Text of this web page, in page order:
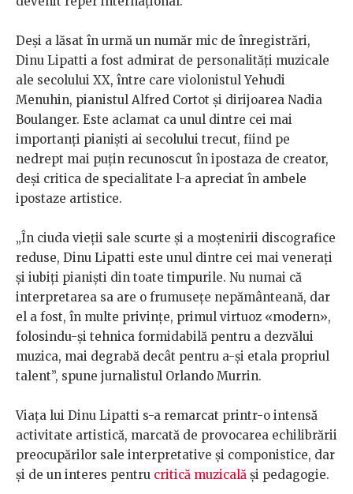
Deși a lăsat în urmă un număr mic de înregistrări,
Dinu Lipatti a fost admirat de personalități muzicale
ale secolului XX, între care violonistul Yehudi
Menuhin, pianistul Alfred Cortot și dirijoarea Nadia
Boulanger. Este aclamat ca unul dintre cei mai
importanți pianiști ai secolului trecut, fiind pe
nedrept mai puțin recunoscut în ipostaza de creator,
deși critica de specialitate l-a apreciat în ambele
ipostaze artistice.
„În ciuda vieții sale scurte și a moștenirii discografice
reduse, Dinu Lipatti este unul dintre cei mai venerați
și iubiți pianiști din toate timpurile. Nu numai că
interpretarea sa are o frumusețe nepământeană, dar
el a fost, în multe privințe, primul virtuoz «modern»,
folosindu-și tehnica formidabilă pentru a dezvălui
muzica, mai degrabă decât pentru a-și etala propriul
talent”, spune jurnalistul Orlando Murrin.
Viața lui Dinu Lipatti s-a remarcat printr-o intensă
activitate artistică, marcată de provocarea echilibrării
preocupărilor sale interpretative și componistice, dar
și de un interes pentru critică muzicală și pedagogie.